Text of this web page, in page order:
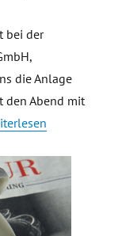
bei der
die Anlage
den Abend mit